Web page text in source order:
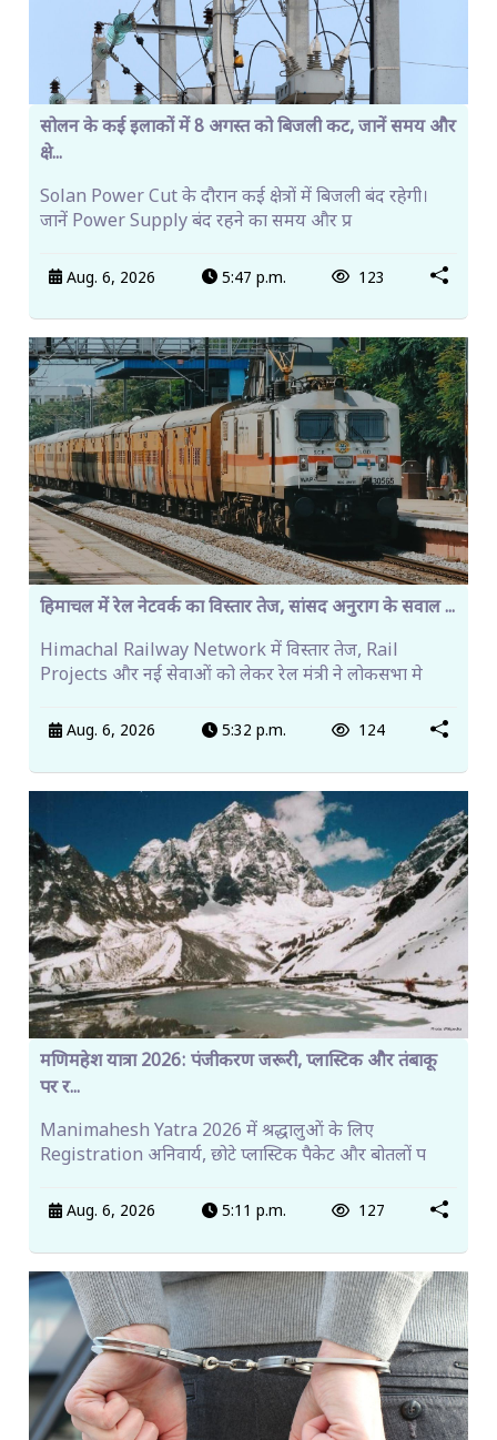
सोलन के कई इलाकों में 8 अगस्त को बिजली कट, जानें समय और
क्षे...
Solan Power Cut के दौरान कई क्षेत्रों में बिजली बंद रहेगी।
जानें Power Supply बंद रहने का समय और प्र
Aug. 6, 2026 5:47 p.m. 123
हिमाचल में रेल नेटवर्क का विस्तार तेज, सांसद अनुराग के सवाल ...
Himachal Railway Network में विस्तार तेज, Rail
Projects और नई सेवाओं को लेकर रेल मंत्री ने लोकसभा मे
Aug. 6, 2026 5:32 p.m. 124
मणिमहेश यात्रा 2026: पंजीकरण जरूरी, प्लास्टिक और तंबाकू
पर र...
Manimahesh Yatra 2026 में श्रद्धालुओं के लिए
Registration अनिवार्य, छोटे प्लास्टिक पैकेट और बोतलों प
Aug. 6, 2026 5:11 p.m. 127